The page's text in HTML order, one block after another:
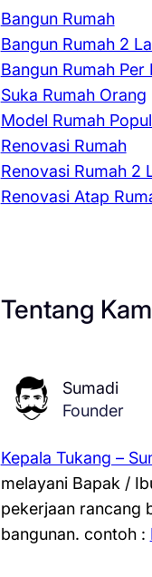
Bangun Rumah
Bangun Rumah 2
Bangun Rumah Per
Suka Rumah Orang
Model Rumah
Renovasi Rumah
Renovasi Rumah 2
Renovasi Atap
Tentang
Sumadi
Founder
Kepala Tukang –
melayani Bapak /
pekerjaan rancang
bangunan. contoh :